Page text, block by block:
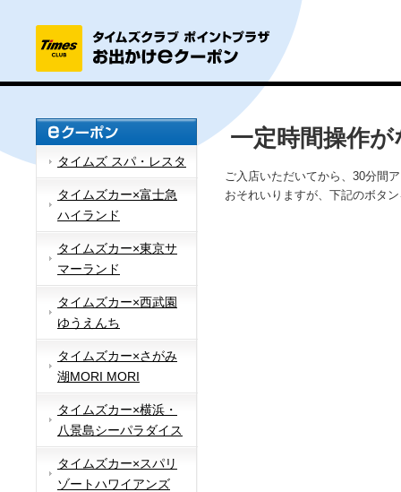
タイムズ スパ・レスタ
タイムズカー×富士急
ハイランド
タイムズカー×東京サ
マーランド
タイムズカー×西武園
ゆうえんち
タイムズカー×さがみ
湖MORI MORI
タイムズカー×横浜・
八景島シーパラダイス
タイムズカー×スパリ
ゾートハワイアンズ
一定時間操作
ご入店いただいてから、30分間
おそれいりますが、下記のボタ